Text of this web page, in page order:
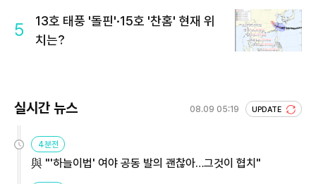
5
13호 태풍 '돌핀'·15호 '찬홈' 현재 위
치는?
실시간 뉴스 08.09 05:19 UPDATE
4분전
與 "'하늘이법' 여야 공동 발의 괜찮아…그것이 협치"